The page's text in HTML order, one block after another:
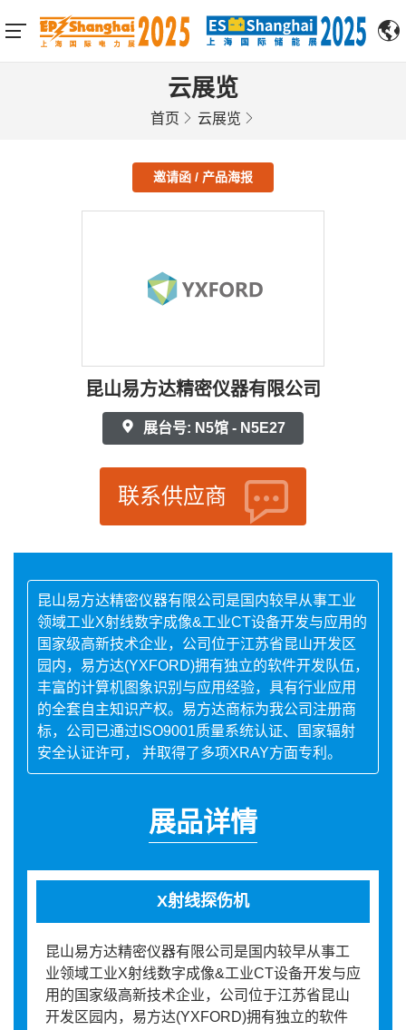
云展览
首页 云展览
邀请函 / 产品海报
昆山易方达精密仪器有限公司
展台号: N5馆 - N5E27
联系供应商
昆山易方达精密仪器有限公司是国内较早从事工业
领域工业X射线数字成像&工业CT设备开发与应用的
国家级高新技术企业，公司位于江苏省昆山开发区
园内，易方达(YXFORD)拥有独立的软件开发队伍，
丰富的计算机图象识别与应用经验，具有行业应用
的全套自主知识产权。易方达商标为我公司注册商
标，公司已通过ISO9001质量系统认证、国家辐射
安全认证许可， 并取得了多项XRAY方面专利。
展品详情
X射线探伤机
昆山易方达精密仪器有限公司是国内较早从事工
业领域工业X射线数字成像&工业CT设备开发与应
用的国家级高新技术企业，公司位于江苏省昆山
开发区园内，易方达(YXFORD)拥有独立的软件